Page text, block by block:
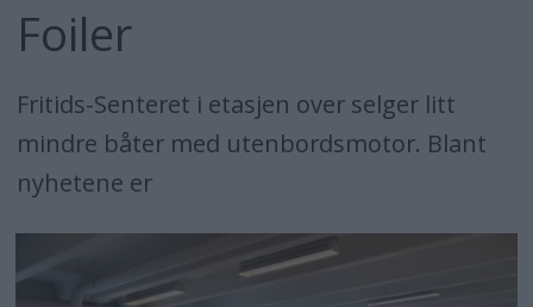
Foiler
Fritids-Senteret i etasjen over selger litt
mindre båter med utenbordsmotor. Blant
nyhetene er